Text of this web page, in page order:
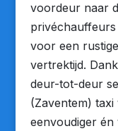
voordeur naar
voor een
vertrektijd.
deur-tot-deur
(Zaventem)
eenvoudiger